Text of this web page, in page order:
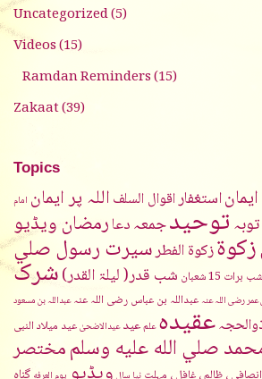
Uncategorized(5)
Videos(15)
Ramdan Reminders(15)
Zakaat(39)
Topics
استغفاراقوال السلفاللہ پر ایمان امام
توبہتوحيدجمعہدعارمضان ویڈیو
زکوۃزکوۃ الفطرسیرت رسول صلي
شب برات 15 شعبان شب قدر( لیلۃ القدر)شرک
عمر رضی اللہ عنہ عبداللہ بن عباس رضی اللہ عنہ عبداللہ بن مسعود
عقیدہ علمعید عیدالاضحیٰعید میلاد النبی
صلي الله عليه وسلممختصر